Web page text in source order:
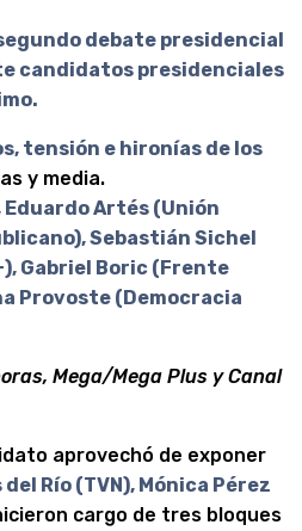
debate presidencial
candidatos presidenciales
tensión e hironías de los
y media.
Eduardo Artés (Unión
Sebastián Sichel
Gabriel Boric (Frente
Provoste (Democracia
Mega/Mega Plus y Canal
aprovechó de exponer
Río (TVN), Mónica Pérez
cargo de tres bloques